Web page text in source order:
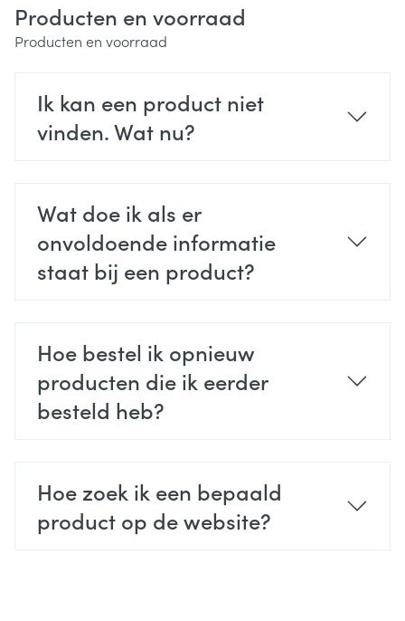
Producten en voorraad
Producten en voorraad
Ik kan een product niet
vinden. Wat nu?
Wat doe ik als er
onvoldoende informatie
staat bij een product?
Hoe bestel ik opnieuw
producten die ik eerder
besteld heb?
Hoe zoek ik een bepaald
product op de website?